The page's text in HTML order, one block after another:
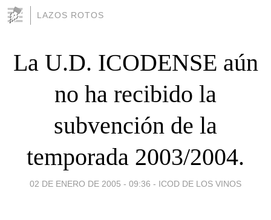
LAZOS ROTOS
La U.D. ICODENSE aún
no ha recibido la
subvención de la
temporada 2003/2004.
02 DE ENERO DE 2005 - 09:36 - ICOD DE LOS VINOS